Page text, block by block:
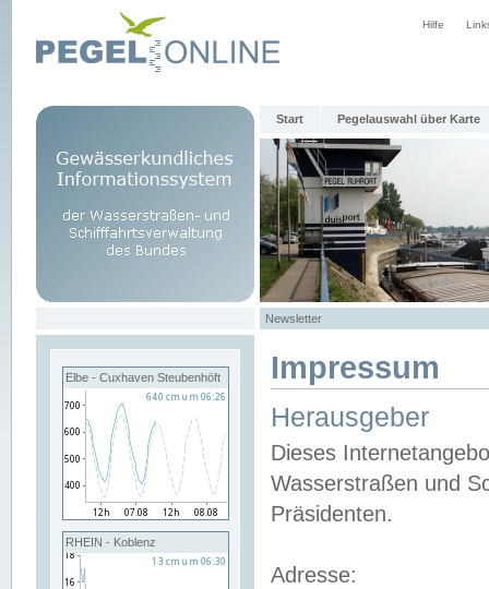
Hilfe
Start Pegelauswahl über Karte
Newsletter
Elbe - Cuxhaven Steubenhöft
RHEIN - Koblenz
Impressum
Herausgeber
Dieses
Wasserstraßen und
Präsidenten.
Adresse: